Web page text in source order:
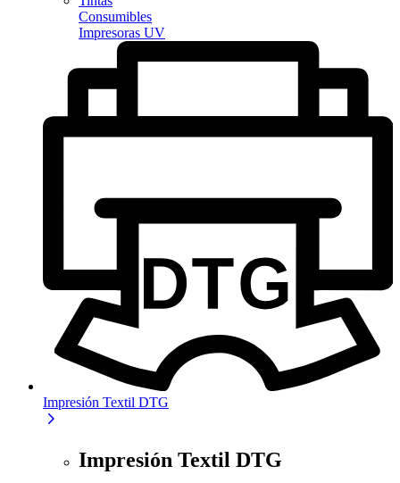
Consumibles
Impresoras UV
Impresión Textil DTG
Impresión Textil DTG